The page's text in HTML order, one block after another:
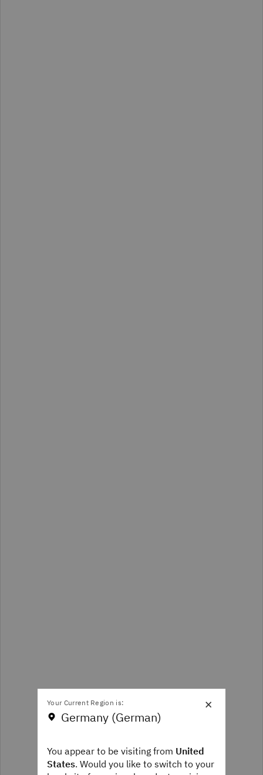
×
Your Current Region is:
Germany (German)
You appear to be visiting from United
States. Would you like to switch to your